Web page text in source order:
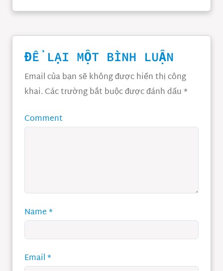
ĐỂ LẠI MỘT BÌNH LUẬN
Email của bạn sẽ không được hiển thị công
khai. Các trường bắt buộc được đánh dấu*
Comment
Name*
Email*